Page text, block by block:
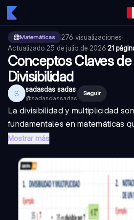
Matemáticas 276 visualizaciones·
Actualizado 25 de julio de 2026·21
Conceptos Claves
Divisibilidad
S sadasdas sadas
@sadasdassadas
Seguir
La divisibilidad y multiplicidad
fundamentales en matemáticas
Mostrar más